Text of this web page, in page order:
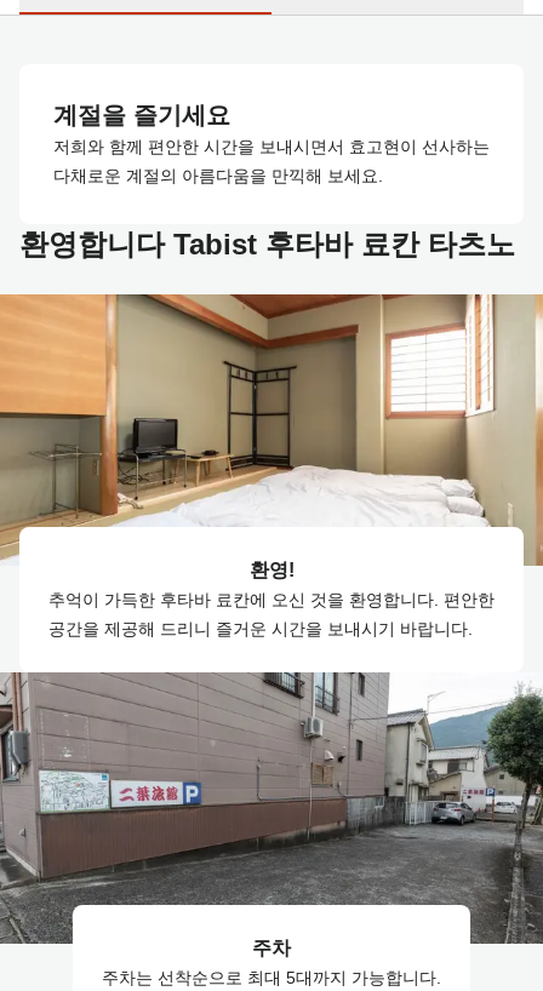
계절을 즐기세요
저희와 함께 편안한 시간을 보내시면서 효고현이 선사하는
다채로운 계절의 아름다움을 만끽해 보세요.
환영합니다 Tabist 후타바 료칸 타츠노
환영!
추억이 가득한 후타바 료칸에 오신 것을 환영합니다. 편안한
공간을 제공해 드리니 즐거운 시간을 보내시기 바랍니다.
주차
주차는 선착순으로 최대 5대까지 가능합니다.